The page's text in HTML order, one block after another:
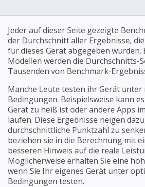
Jeder auf dieser Seite gezeigte
der Durchschnitt aller Ergebnisse,
für dieses Gerät abgegeben wurden.
Modellen werden die Durchschnitts-
Tausenden von Benchmark-
Manche Leute testen ihr Gerät unter
Bedingungen. Beispielsweise kann
Gerät zu heiß ist oder andere Apps
laufen. Diese Ergebnisse neigen
durchschnittliche Punktzahl zu
beziehen sie in die Berechnung mit
besseren Hinweis auf die reale
Möglicherweise erhalten Sie eine
wenn Sie Ihr eigenes Gerät unter
Bedingungen testen.